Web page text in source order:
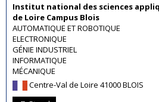
Institut national des sciences
de Loire Campus Blois
AUTOMATIQUE ET ROBOTIQUE
ELECTRONIQUE
GÉNIE INDUSTRIEL
INFORMATIQUE
MÉCANIQUE
Centre-Val de Loire 41000 BLOIS